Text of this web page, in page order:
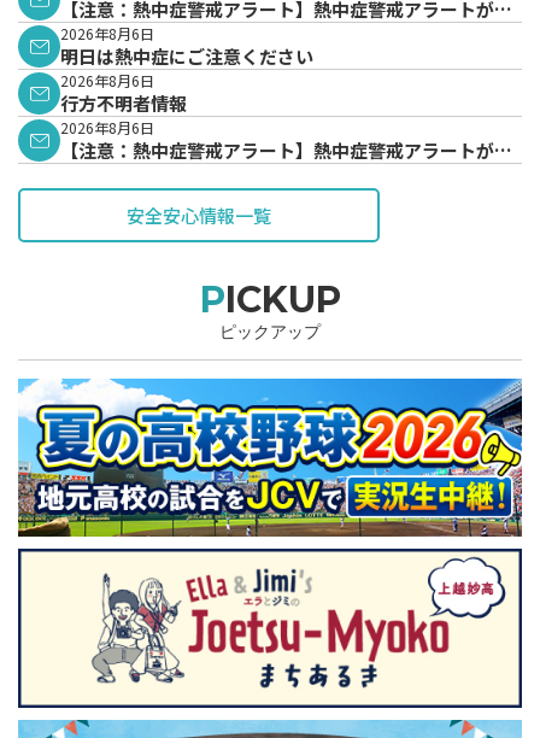
【注意：熱中症警戒アラート】熱中症警戒アラートが発
表されています。
2026年8月6日
明日は熱中症にご注意ください
2026年8月6日
行方不明者情報
2026年8月6日
【注意：熱中症警戒アラート】熱中症警戒アラートが発
安全安心情報一覧
PICKUP
ピックアップ